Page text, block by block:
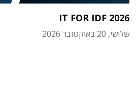
IT FOR IDF 2026
שלישי, 20 באוקטובר 2026